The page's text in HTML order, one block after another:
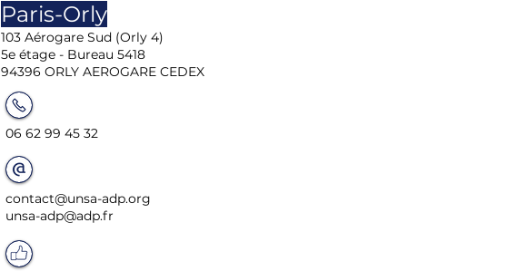
Paris-Orly
103 Aérogare Sud (Orly 4)
5e étage - Bureau 5418
94396 ORLY AEROGARE CEDEX
06 62 99 45 32
contact@unsa-adp.org
unsa-adp@adp.fr